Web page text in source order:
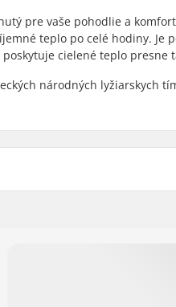
pre vaše pohodlie a
teplo po celé hodiny.
cielené teplo presne
národných lyžiarskych